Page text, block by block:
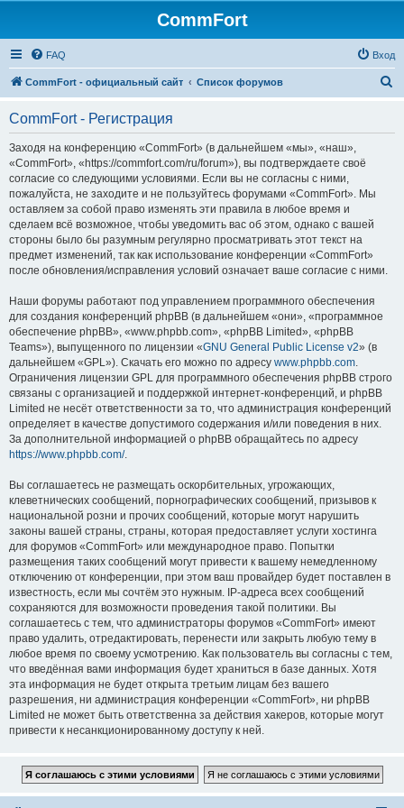
CommFort
FAQ Вход
CommFort - официальный сайт Список форумов
CommFort - Регистрация
Заходя на конференцию «CommFort» (в дальнейшем «мы», «наш»,
«CommFort», «https://commfort.com/ru/forum»), вы подтверждаете своё
согласие со следующими условиями. Если вы не согласны с ними,
пожалуйста, не заходите и не пользуйтесь форумами «CommFort». Мы
оставляем за собой право изменять эти правила в любое время и
сделаем всё возможное, чтобы уведомить вас об этом, однако с вашей
стороны было бы разумным регулярно просматривать этот текст на
предмет изменений, так как использование конференции «CommFort»
после обновления/исправления условий означает ваше согласие с ними.
Наши форумы работают под управлением программного обеспечения
для создания конференций phpBB (в дальнейшем «они», «программное
обеспечение phpBB», «www.phpbb.com», «phpBB Limited», «phpBB
Teams»), выпущенного по лицензии «GNU General Public License v2» (в
дальнейшем «GPL»). Скачать его можно по адресу www.phpbb.com.
Ограничения лицензии GPL для программного обеспечения phpBB строго
связаны с организацией и поддержкой интернет-конференций, и phpBB
Limited не несёт ответственности за то, что администрация конференций
определяет в качестве допустимого содержания и/или поведения в них.
За дополнительной информацией о phpBB обращайтесь по адресу
https://www.phpbb.com/.
Вы соглашаетесь не размещать оскорбительных, угрожающих,
клеветнических сообщений, порнографических сообщений, призывов к
национальной розни и прочих сообщений, которые могут нарушить
законы вашей страны, страны, которая предоставляет услуги хостинга
для форумов «CommFort» или международное право. Попытки
размещения таких сообщений могут привести к вашему немедленному
отключению от конференции, при этом ваш провайдер будет поставлен в
известность, если мы сочтём это нужным. IP-адреса всех сообщений
сохраняются для возможности проведения такой политики. Вы
соглашаетесь с тем, что администраторы форумов «CommFort» имеют
право удалить, отредактировать, перенести или закрыть любую тему в
любое время по своему усмотрению. Как пользователь вы согласны с тем,
что введённая вами информация будет храниться в базе данных. Хотя
эта информация не будет открыта третьим лицам без вашего
разрешения, ни администрация конференции «CommFort», ни phpBB
Limited не может быть ответственна за действия хакеров, которые могут
привести к несанкционированному доступу к ней.